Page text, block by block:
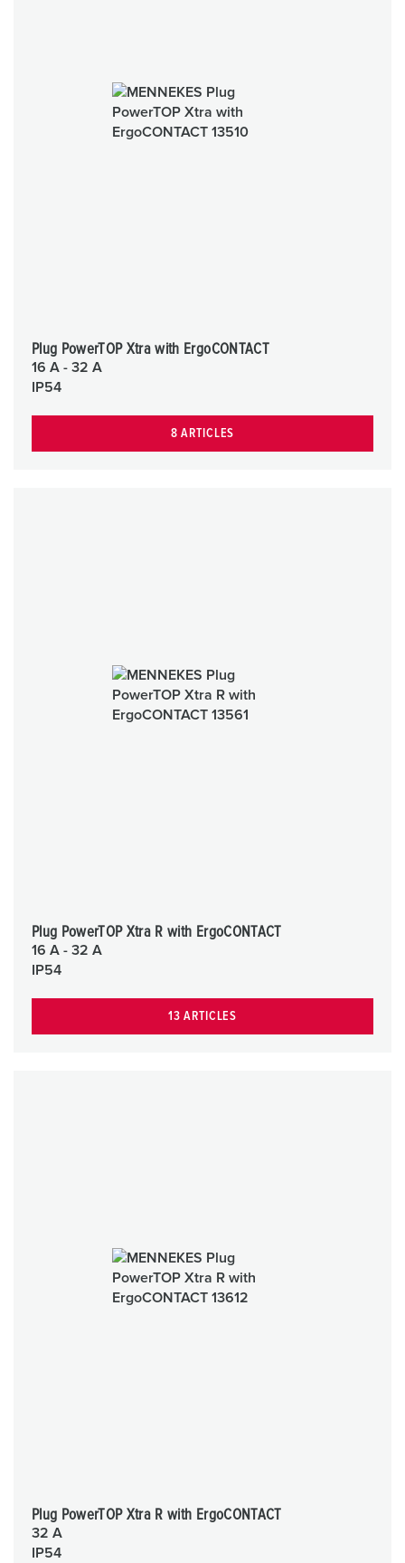
Plug PowerTOP Xtra with ErgoCONTACT
16 A - 32 A
IP54
8 ARTICLES
Plug PowerTOP Xtra R with ErgoCONTACT
16 A - 32 A
IP54
13 ARTICLES
Plug PowerTOP Xtra R with ErgoCONTACT
32 A
IP54